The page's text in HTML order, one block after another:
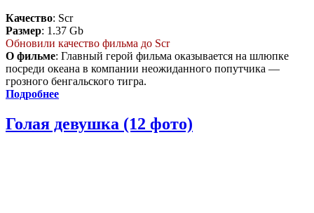
Качество: Scr
Размер: 1.37 Gb
Обновили качество фильма до Scr
О фильме: Главный герой фильма оказывается на шлюпке
посреди океана в компании неожиданного попутчика —
грозного бенгальского тигра.
Подробнее
Голая девушка (12 фото)